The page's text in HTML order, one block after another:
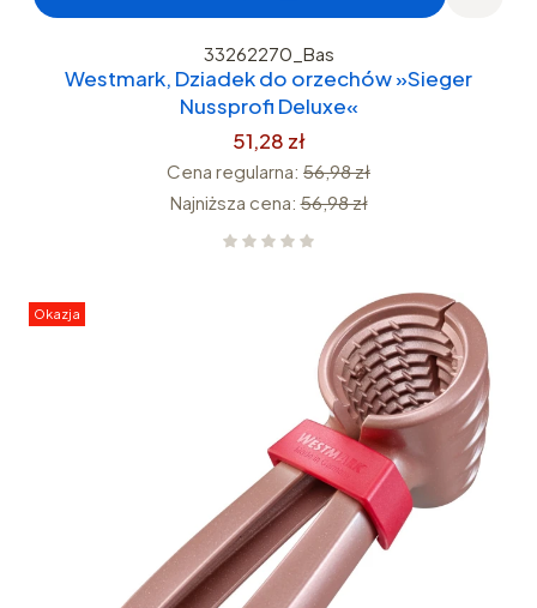
33262270_Bas
Westmark, Dziadek do orzechów »Sieger
Nussprofi Deluxe«
51,28 zł
Cena regularna: 56,98 zł
Najniższa cena: 56,98 zł
Okazja